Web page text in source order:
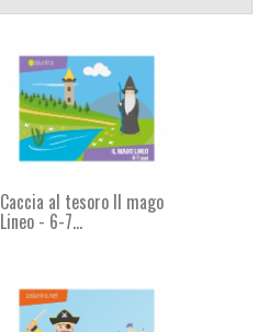
Caccia al tesoro Il mago
Lineo - 6-7...